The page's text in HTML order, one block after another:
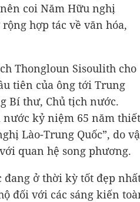
coi Năm Hữu nghị
hợp tác về văn hóa,
Thongloun Sisoulith cho
tiên của ông tới Trung
Bí thư, Chủ tịch nước.
nước kỷ niệm 65 năm thiết
Lào-Trung Quốc”, do
quan hệ song phương.
đang ở thời kỳ tốt đẹp
đối với các sáng kiến